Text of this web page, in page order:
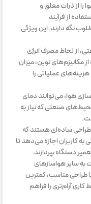
را از ذرات معلق و
از فرآیند
نگه دارند. این ویژگی
از لحاظ مصرف انرژی
مکانیزم‌های نوین، میزان
عملیاتی را
هوا، می‌توانند دمای
صنعتی که نیاز به
طراحی ساده‌ای هستند که
کاربران اجازه می‌دهد تا
دستگاه بپردازند.
به سایر هواسازهای
طراحی مناسب، کمترین
آرام‌تری را فراهم